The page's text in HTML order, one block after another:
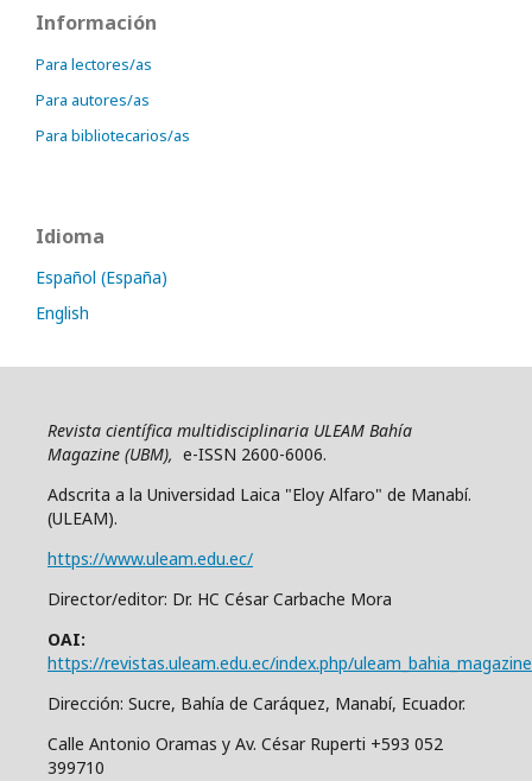
Información
Para lectores/as
Para autores/as
Para bibliotecarios/as
Idioma
Español (España)
English
Revista científica multidisciplinaria ULEAM Bahía
Magazine (UBM), e-ISSN 2600-6006.
Adscrita a la Universidad Laica "Eloy Alfaro" de Manabí.
(ULEAM).
https://www.uleam.edu.ec/
Director/editor: Dr. HC César Carbache Mora
OAI:
https://revistas.uleam.edu.ec/index.php/
Dirección: Sucre, Bahía de Caráquez, Manabí, Ecuador.
Calle Antonio Oramas y Av. César Ruperti +593 052
399710